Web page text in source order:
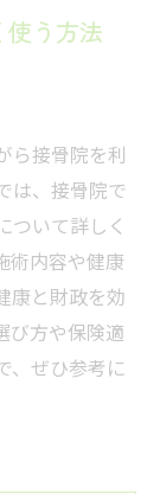
う方法
ら接骨院を利
は、接骨院で
ついて詳しく
術内容や健康
康と財政を効
び方や保険適
、ぜひ参考に